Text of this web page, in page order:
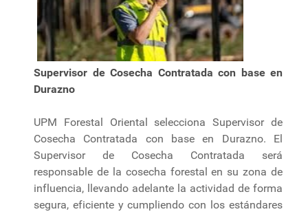
Supervisor de Cosecha Contratada con base en
Durazno
UPM Forestal Oriental selecciona Supervisor de
Cosecha Contratada con base en Durazno. El
Supervisor de Cosecha Contratada será
responsable de la cosecha forestal en su zona de
influencia, llevando adelante la actividad de forma
segura, eficiente y cumpliendo con los estándares